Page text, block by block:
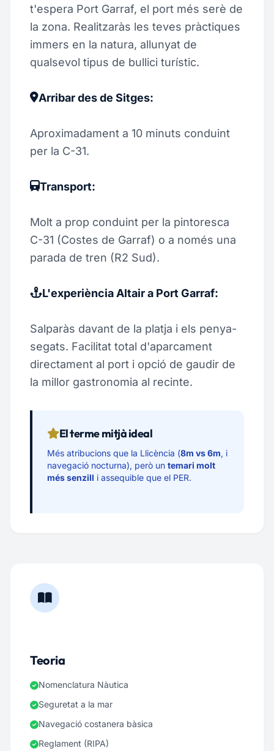
t'espera Port Garraf, el port més serè de
la zona. Realitzaràs les teves pràctiques
immers en la natura, allunyat de
qualsevol tipus de bullici turístic.
Arribar des de Sitges:
Aproximadament a 10 minuts conduint
per la C-31.
Transport:
Molt a prop conduint per la pintoresca
C-31 (Costes de Garraf) o a només una
parada de tren (R2 Sud).
L'experiència Altair a Port Garraf:
Salparàs davant de la platja i els penya-
segats. Facilitat total d'aparcament
directament al port i opció de gaudir de
la millor gastronomia al recinte.
El terme mitjà ideal
Més atribucions que la Llicència (8m vs 6m, i
navegació nocturna), però un temari molt
més senzill i assequible que el PER.
Teoria
Nomenclatura Nàutica
Seguretat a la mar
Navegació costanera bàsica
Reglament (RIPA)